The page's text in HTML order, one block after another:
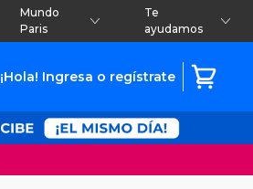
Mundo
Paris
Te
ayudamos
¡Hola! Ingresa o regístrate